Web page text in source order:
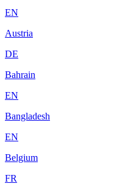
EN
Austria
DE
Bahrain
EN
Bangladesh
EN
Belgium
FR